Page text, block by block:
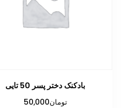
بادکنک دختر پسر 50 تایی
تومان50,000